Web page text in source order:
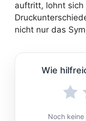
auftritt, lohnt sich
nicht nur das
Wie
Noch